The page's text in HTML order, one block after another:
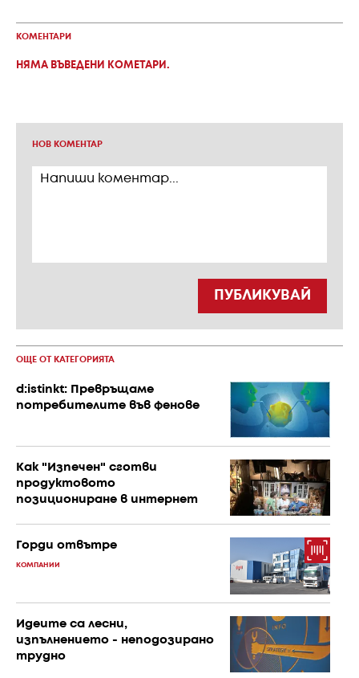
КОМЕНТАРИ
НЯМА ВЪВЕДЕНИ КОМЕТАРИ.
НОВ КОМЕНТАР
ПУБЛИКУВАЙ
ОЩЕ ОТ КАТЕГОРИЯТА
d:istinkt: Превръщаме
потребителите във фенове
Как "Изпечен" сготви
продуктовото
позициониране в интернет
Горди отвътре
КОМПАНИИ
Идеите са лесни,
изпълнението - неподозирано
трудно